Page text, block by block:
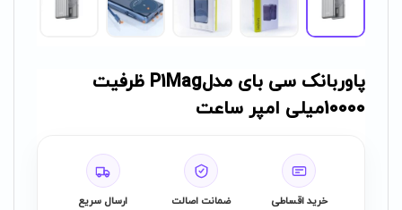
پاوربانک سی بای مدلP1Mag ظرفیت
10000میلی امپر ساعت
خرید اقساطی ضمانت اصالت ارسال سریع